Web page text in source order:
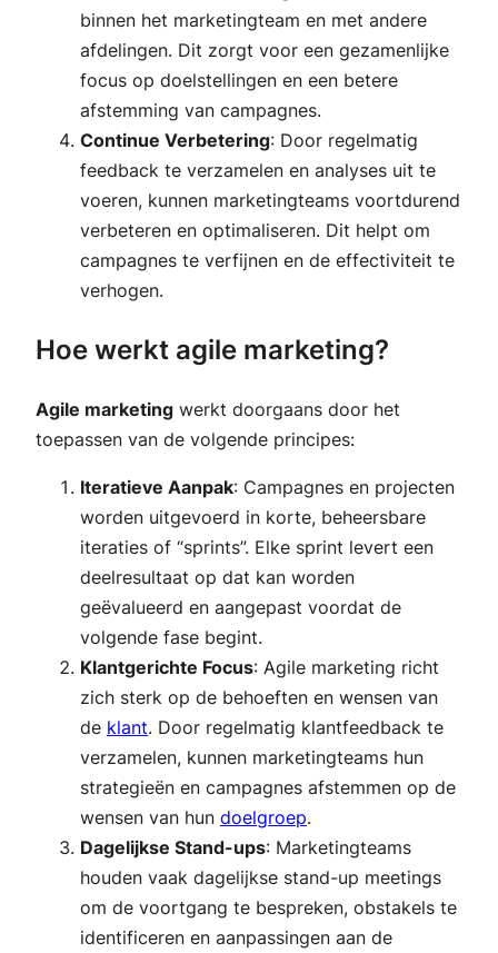
binnen het marketingteam en met andere
afdelingen. Dit zorgt voor een gezamenlijke
focus op doelstellingen en een betere
afstemming van campagnes.
Continue Verbetering: Door regelmatig
feedback te verzamelen en analyses uit te
voeren, kunnen marketingteams voortdurend
verbeteren en optimaliseren. Dit helpt om
campagnes te verfijnen en de effectiviteit te
verhogen.
Hoe werkt agile marketing?
Agile marketing werkt doorgaans door het
toepassen van de volgende principes:
Iteratieve Aanpak: Campagnes en projecten
worden uitgevoerd in korte, beheersbare
iteraties of “sprints”. Elke sprint levert een
deelresultaat op dat kan worden
geëvalueerd en aangepast voordat de
volgende fase begint.
Klantgerichte Focus: Agile marketing richt
zich sterk op de behoeften en wensen van
de klant. Door regelmatig klantfeedback te
verzamelen, kunnen marketingteams hun
strategieën en campagnes afstemmen op de
wensen van hun doelgroep.
Dagelijkse Stand-ups: Marketingteams
houden vaak dagelijkse stand-up meetings
om de voortgang te bespreken, obstakels te
identificeren en aanpassingen aan de